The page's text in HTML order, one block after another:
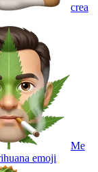
crea
Me
emoji